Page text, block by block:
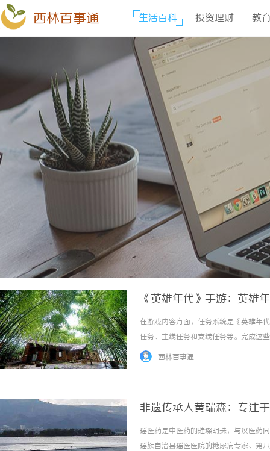
西林百事通 生活百科 投资理财 教
《英雄年代》手游：英雄
必重温的热血之作，错过
在游戏内容方面，任务系统是《英雄年
任务、主线任务和支线任务等。完成这
这些任务的难度会随着玩家等级的提升
西林百事通
非遗传承人黄瑞森：专注
瑶医药是中医药的璀璨明珠，与汉医药
瑶族自治县瑶医医院的糖尿病专家、第